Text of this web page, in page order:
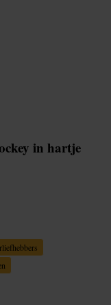
in hartje